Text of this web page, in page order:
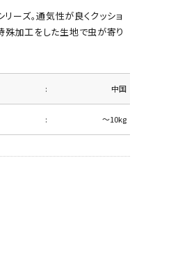
ーズ。通気性が良くクッショ
殊加工をした生地で虫が寄り
中国
～10kg